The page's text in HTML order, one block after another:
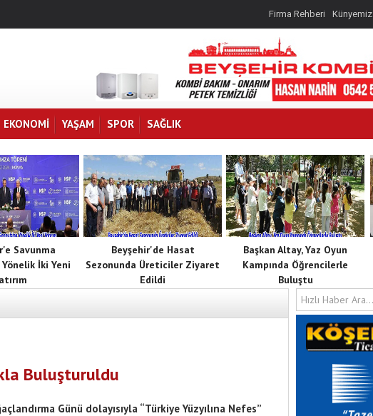
Firma Rehberi Künyemiz
EKONOMI YAŞAM SPOR SAĞLIK
Savunma
İki Yeni
Beyşehir'de Hasat
Sezonunda Üreticiler Ziyaret
Edildi
Başkan Altay, Yaz Oyun
Kampında Öğrencilerle
Buluştu
Buluşturuldu
Günü dolayısıyla “Türkiye Yüzyılına Nefes”